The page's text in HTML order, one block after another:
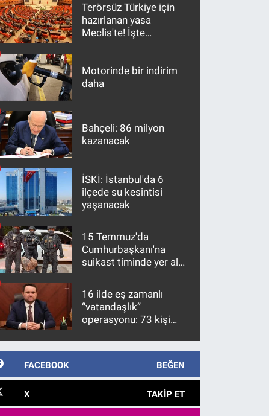
Terörsüz Türkiye için
hazırlanan yasa
Meclis'te! İşte
Motorinde bir indirim
daha
Bahçeli: 86 milyon
kazanacak
İSKİ: İstanbul'da 6
ilçede su kesintisi
yaşanacak
15 Temmuz'da
Cumhurbaşkanı'na
suikast timinde yer alan
10 yıl sonra yakalandı
16 ilde eş zamanlı
“vatandaşlık”
operasyonu: 73 kişi
FACEBOOK BEĞEN
X TAKIP ET